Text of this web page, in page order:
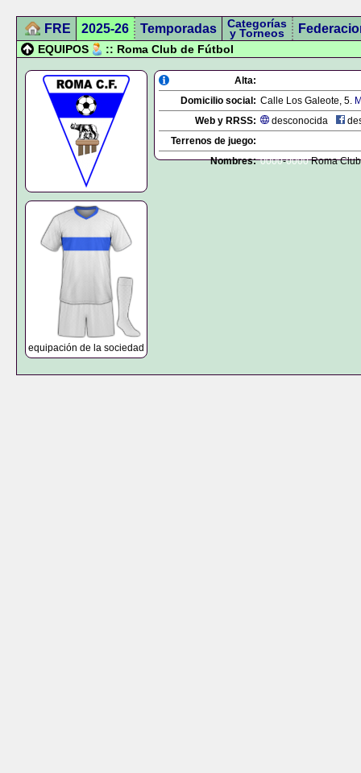
FRE 2025-26 Temporadas Categorías
y Torneos
EQUIPOS :: Roma Club de Fútbol
equipación de la sociedad
Alta:
Domicilio social: Calle Los Galeote, 5.
Web y RRSS:
desconocida
Terrenos de juego:
Nombres: 0000-0000Roma